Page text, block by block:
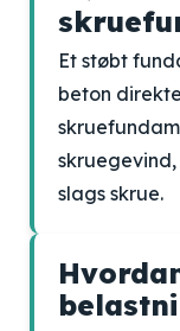
Et støbt
beton
skruegevind,
slags skrue.